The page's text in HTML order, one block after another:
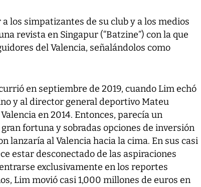
los simpatizantes de su club y a los medios
revista en Singapur (“Batzine”) con la que
del Valencia, señalándolos como
en septiembre de 2019, cuando Lim echó
y al director general deportivo Mateu
en 2014. Entonces, parecía un
fortuna y sobradas opciones de inversión
lanzaría al Valencia hacia la cima. En sus casi
estar desconectado de las aspiraciones
exclusivamente en los reportes
Lim movió casi 1,000 millones de euros en